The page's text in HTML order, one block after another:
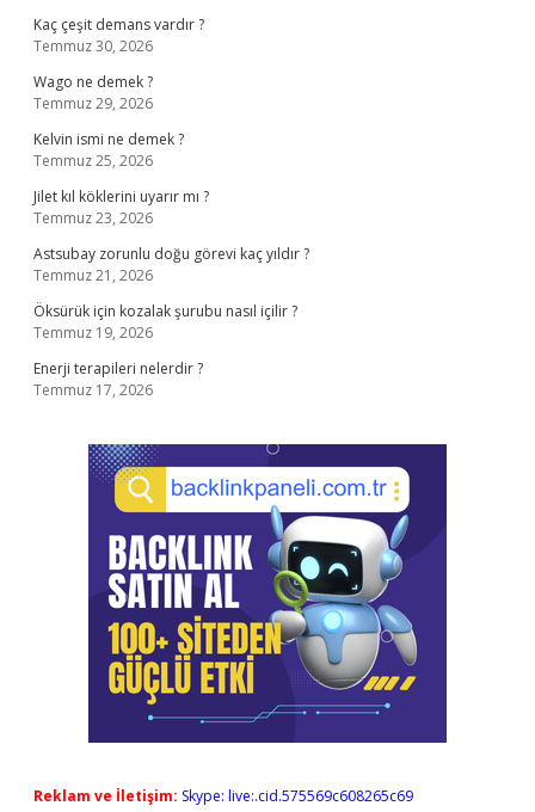
Kaç çeşit demans vardır ?
Temmuz 30, 2026
Wago ne demek ?
Temmuz 29, 2026
Kelvin ismi ne demek ?
Temmuz 25, 2026
Jilet kıl köklerini uyarır mı ?
Temmuz 23, 2026
Astsubay zorunlu doğu görevi kaç yıldır ?
Temmuz 21, 2026
Öksürük için kozalak şurubu nasıl içilir ?
Temmuz 19, 2026
Enerji terapileri nelerdir ?
Temmuz 17, 2026
Reklam ve İletişim: Skype: live:.cid.575569c608265c69